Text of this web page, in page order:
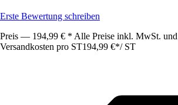
Erste Bewertung schreiben
Preis — 194,99 € * Alle Preise inkl. MwSt.
Versandkosten pro ST194,99 €*/ ST